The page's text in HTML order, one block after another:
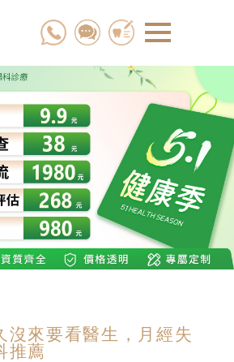
沒來要看醫生，月經失
推薦